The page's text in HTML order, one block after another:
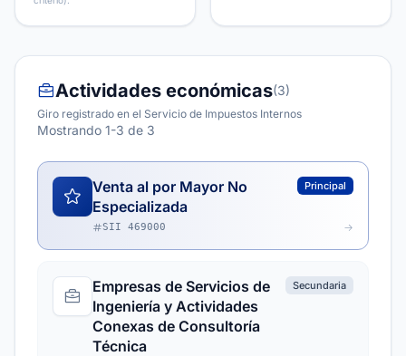
Actividades económicas(3)
Giro registrado en el Servicio de Impuestos Internos
Mostrando 1-3 de 3
Venta al por Mayor No
Especializada
Principal
SII 469000
Empresas de Servicios de
Ingeniería y Actividades
Conexas de Consultoría
Técnica
Secundaria